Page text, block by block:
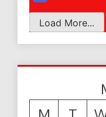
Load More...